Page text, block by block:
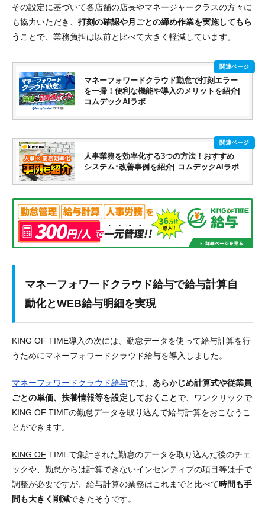
その設定に基づいて各店舗の店長やマネージャークラスの方々に
も協力いただき、 打刻の確認や月ごとの締め作業を実施してもら
う ことで、 業務負担は以前と比べて大きく軽減しています。
マネーフォワードクラウド勤怠で打刻エラー
を一掃！便利な機能や導入のメリットを紹介|
コムデックAIラボ
人事業務を効率化する3つの方法！おすすめ
システム･改善事例を紹介| コムデックAIラボ
マネーフォワードクラウド給与で給与計算自
動化とWEB給与明細を実現
KING OF TIME導入の次には、 勤怠データを使って給与計算を行
うためにマネーフォワードクラウド給与を導入 しました。
マネーフォワードクラウド給与では、 あらかじめ計算式や従業員
ごとの単価、扶養情報等を設定しておくことで、 ワンクリックで
KING OF TIMEの勤怠データを取り込んで給与計算をおこなうこ
とができます。
KING OF TIMEで集計された勤怠のデータを取り込んだ後のチェ
ックや、勤怠からは計算できないインセンティブの項目等は手で
調整が必要ですが、給与計算の業務はこれまでと比べて時間も手
間も大きく削減できたそうです。